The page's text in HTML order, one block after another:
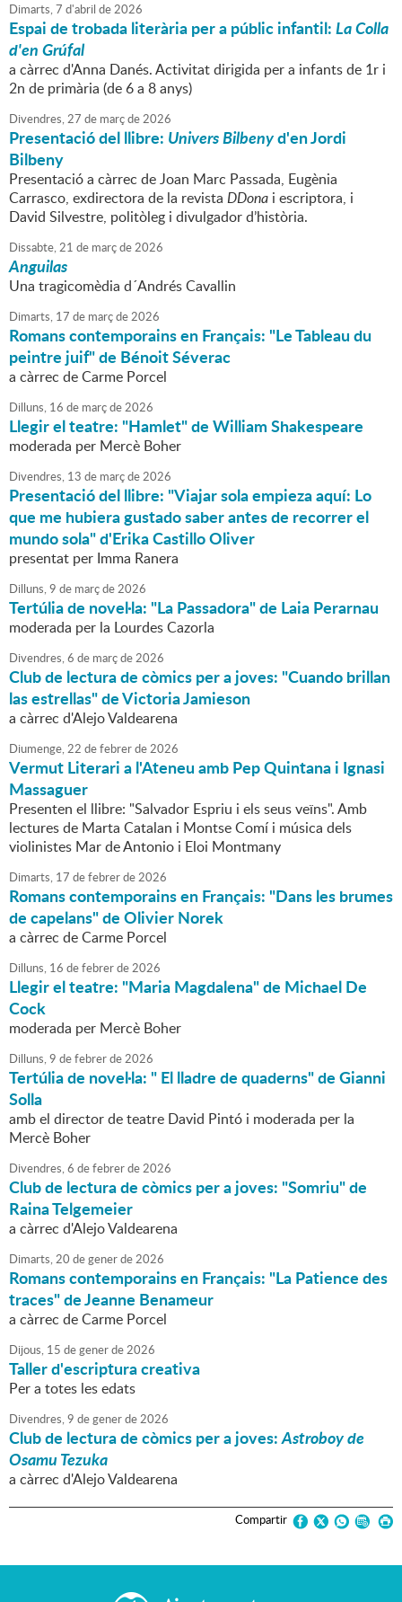
Dimarts,7 d'abril de2026
Espai de trobada literària per a públic infantil:La Colla
d'en Grúfal
a càrrec d'Anna Danés. Activitat dirigida per a infants de 1r i
2n de primària (de 6 a 8 anys)
Divendres,27 de marçde2026
Presentació del llibre: Univers Bilbenyd'en Jordi
Bilbeny
Presentació a càrrec de Joan Marc Passada, Eugènia
Carrasco, exdirectora de la revista DDona i escriptora, i
David Silvestre, politòleg i divulgador d’història.
Dissabte,21 de marçde2026
Anguilas
Una tragicomèdia d´Andrés Cavallin
Dimarts, 17 de marçde2026
Romans contemporains en Français: "Le Tableau du
peintre juif" de Bénoit Séverac
a càrrec de Carme Porcel
Dilluns, 16 de marçde2026
Llegir el teatre: "Hamlet" de William Shakespeare
moderada per Mercè Boher
Divendres, 13 de marçde2026
Presentació del llibre: "Viajar sola empieza aquí: Lo
que me hubiera gustado saber antes de recorrer el
mundo sola" d'Erika Castillo Oliver
presentat per Imma Ranera
Dilluns,9 de marçde2026
Tertúlia de novel·la: "La Passadora" de Laia Perarnau
moderada per la Lourdes Cazorla
Divendres,6 de marçde2026
Club de lectura de còmics per a joves: "Cuando brillan
las estrellas" de Victoria Jamieson
a càrrec d'Alejo Valdearena
Diumenge,22 defebrerde2026
Vermut Literari a l'Ateneu amb Pep Quintana i Ignasi
Massaguer
Presenten el llibre: "Salvador Espriu i els seus veïns". Amb
lectures de Marta Catalan i Montse Comí i música dels
violinistes Mar de Antonio i Eloi Montmany
Dimarts, 17 defebrerde2026
Romans contemporains en Français: "Dans les brumes
de capelans" de Olivier Norek
a càrrec de Carme Porcel
Dilluns, 16 defebrerde2026
Llegir el teatre: "Maria Magdalena" de Michael De
Cock
moderada per Mercè Boher
Dilluns,9 defebrerde2026
Tertúlia de novel·la: " El lladre de quaderns" de Gianni
Solla
amb el director de teatre David Pintó i moderada per la
Mercè Boher
Divendres,6 defebrerde2026
Club de lectura de còmics per a joves: "Somriu" de
Raina Telgemeier
a càrrec d'Alejo Valdearena
Dimarts,20 degenerde2026
Romans contemporains en Français: "La Patience des
traces" de Jeanne Benameur
a càrrec de Carme Porcel
Dijous, 15 degenerde2026
Taller d'escriptura creativa
Per a totes les edats
Divendres,9 degenerde2026
Club de lectura de còmics per a joves:Astroboy de
Osamu Tezuka
a càrrec d'Alejo Valdearena
Compartir